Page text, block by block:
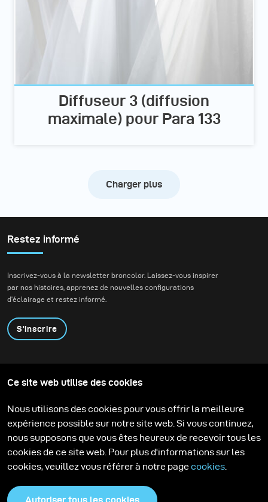
Diffuseur 3 (diffusion
maximale) pour Para 133
Charger plus
Restez informé
Inscrivez-vous à la newsletter broncolor. Laissez-vous inspirer
par nos histoires, apprenez de nouvelles configurations
d'éclairage et restez informé.
S'inscrire
Contactez-nous
Technologies
Support
Carrière
Media Center
Ce site web utilise des cookies
Nous utilisons des cookies pour vous offrir la meilleure
expérience possible sur notre site web. Si vous continuez,
nous supposons que vous êtes heureux de recevoir tous les
cookies de ce site web. Pour plus d'informations sur les
cookies, veuillez vous référer à notre page cookies
Autoriser tous les cookies